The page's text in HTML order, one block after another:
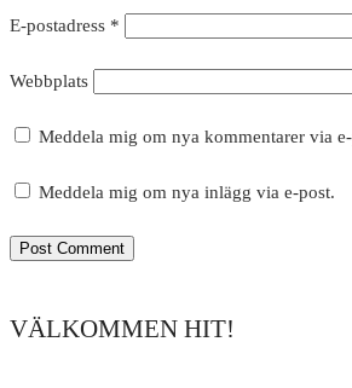
E-postadress *
Webbplats
Meddela mig om nya kommentarer via
Meddela mig om nya inlägg via e-post.
VÄLKOMMEN HIT!